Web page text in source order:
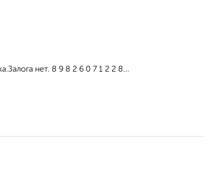
нет. 8 9 8 2 6 0 7 1 2 2 8...